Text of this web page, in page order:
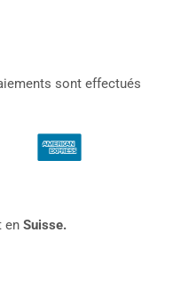
sont effectués
en Suisse.